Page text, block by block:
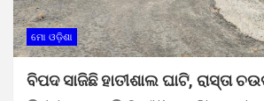
ମୋ ଓଡ଼ିଶା
ବିପଦ ସାଜିଛି ହାତୀଶାଲ ଘାଟି, ରାସ୍ତା